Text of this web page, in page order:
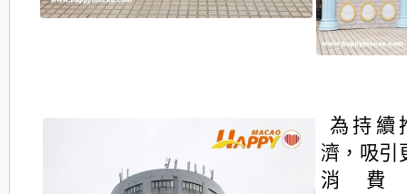
為持續
濟，吸引
消費